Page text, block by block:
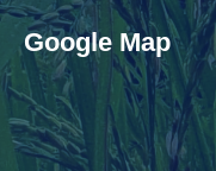
Google Map